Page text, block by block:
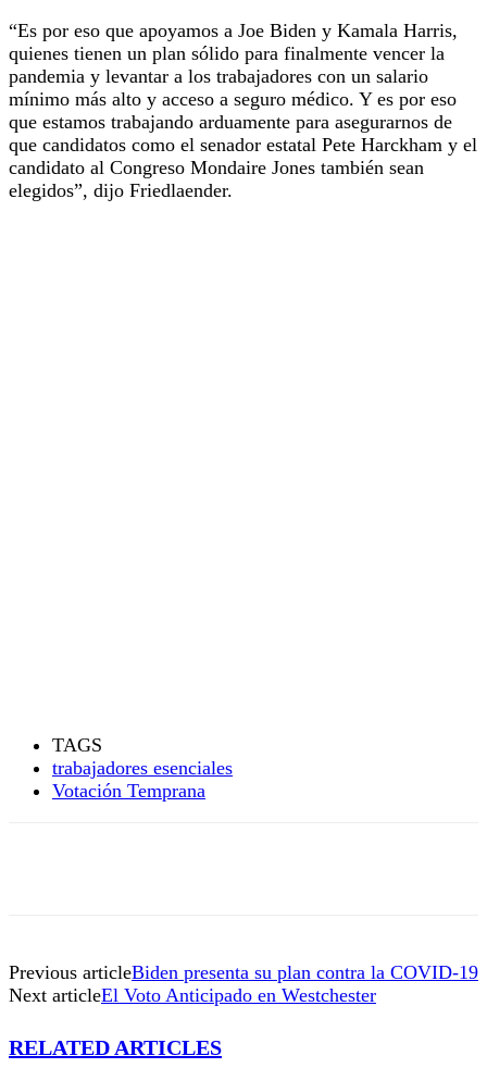
“Es por eso que apoyamos a Joe Biden y Kamala Harris,
quienes tienen un plan sólido para finalmente vencer la
pandemia y levantar a los trabajadores con un salario
mínimo más alto y acceso a seguro médico. Y es por eso
que estamos trabajando arduamente para asegurarnos de
que candidatos como el senador estatal Pete Harckham y el
candidato al Congreso Mondaire Jones también sean
elegidos”, dijo Friedlaender.
TAGS
trabajadores esenciales
Votación Temprana
Previous articleBiden presenta su plan contra la COVID-19
Next articleEl Voto Anticipado en Westchester
RELATED ARTICLES